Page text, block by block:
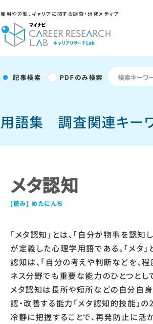
雇用や労働、キャリアに関する調査・研究メディア
記事検索 PDFのみ検索
用語集 調査関連キー
メタ認知
めたにんち
「メタ認知」とは、「自分が物事を認
が定義した心理学用語である。「メタ
認知は、「自分の考えや判断などを、
ネス分野でも重要な能力のひとつとし
メタ認知は長所や短所などの自分自身
認・改善する能力「メタ認知的技能」
冷静に把握することで、再発防止に活